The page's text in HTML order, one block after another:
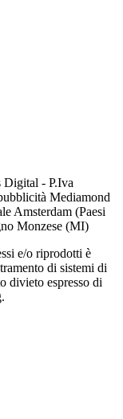
Digital - P.Iva
Mediamond
Amsterdam (Paesi
Monzese (MI)
e/o riprodotti è
di sistemi di
divieto espresso di